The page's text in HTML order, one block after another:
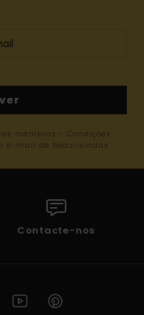
membros - Condições
e-mail de boas-vindas
Contacte-nos